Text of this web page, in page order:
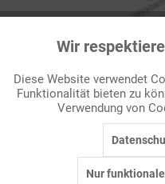
Passende Stichworte
Bibel, NT
zuerst Ihr
z.B. Farbe-Grafik, Schwarz-
Funktionale
Marketing
Wir
Diese Website verwendet
Funktionalität bieten zu
Verwendung von
Nur